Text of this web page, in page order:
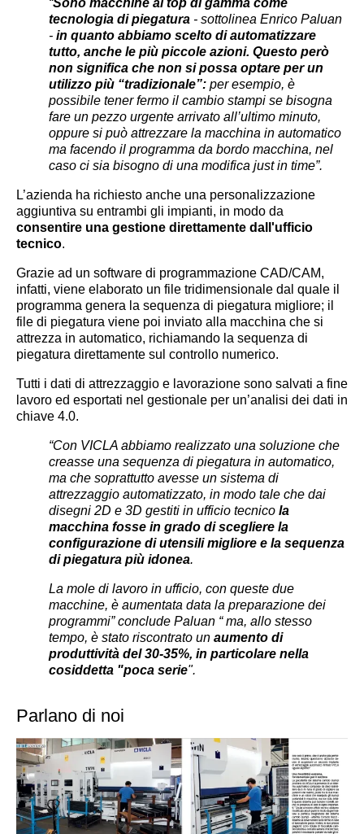
tecnologia di piegatura - sottolinea Enrico Paluan
- in quanto abbiamo scelto di automatizzare
tutto, anche le più piccole azioni. Questo però
non significa che non si possa optare per un
utilizzo più “tradizionale”: per esempio, è
possibile tener fermo il cambio stampi se bisogna
fare un pezzo urgente arrivato all’ultimo minuto,
oppure si può attrezzare la macchina in automatico
ma facendo il programma da bordo macchina, nel
caso ci sia bisogno di una modifica just in time”.
L’azienda ha richiesto anche una personalizzazione
aggiuntiva su entrambi gli impianti, in modo da
consentire una gestione direttamente dall'ufficio
tecnico.
Grazie ad un software di programmazione CAD/CAM,
infatti, viene elaborato un file tridimensionale dal quale il
programma genera la sequenza di piegatura migliore; il
file di piegatura viene poi inviato alla macchina che si
attrezza in automatico, richiamando la sequenza di
piegatura direttamente sul controllo numerico.
Tutti i dati di attrezzaggio e lavorazione sono salvati a fine
lavoro ed esportati nel gestionale per un’analisi dei dati in
chiave 4.0.
“Con VICLA abbiamo realizzato una soluzione che
creasse una sequenza di piegatura in automatico,
ma che soprattutto avesse un sistema di
attrezzaggio automatizzato, in modo tale che dai
disegni 2D e 3D gestiti in ufficio tecnico la
macchina fosse in grado di scegliere la
configurazione di utensili migliore e la sequenza
di piegatura più idonea.
La mole di lavoro in ufficio, con queste due
macchine, è aumentata data la preparazione dei
programmi” conclude Paluan “ ma, allo stesso
tempo, è stato riscontrato un aumento di
produttività del 30-35%, in particolare nella
cosiddetta "poca serie".
Parlano di noi